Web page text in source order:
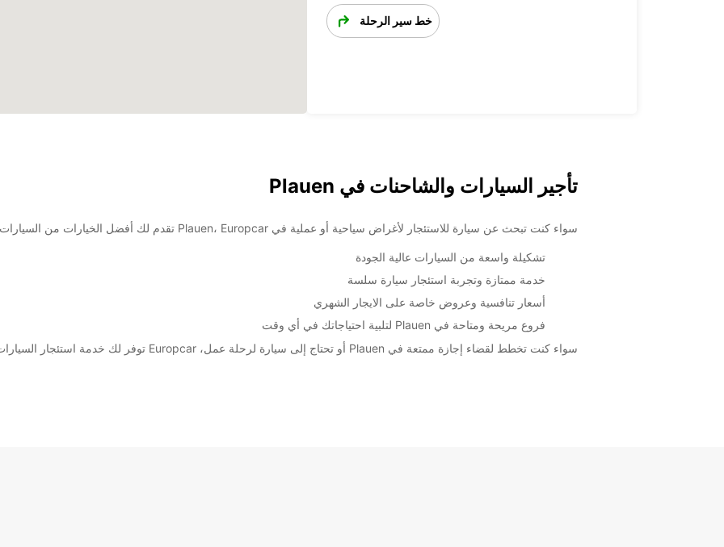
خط سير الرحلة
تأجير السيارات والشاحنات في Plauen
سواء كنت تبحث عن سيارة للاستئجار لأغراض سياحية أو عملية في Plauen، Europcar تقدم لك أفضل الخيارات من السيارات والشاحنات لتلبية احتياجاتك.
تشكيلة واسعة من السيارات عالية الجودة
خدمة ممتازة وتجربة استئجار سيارة سلسة
أسعار تنافسية وعروض خاصة على الايجار الشهري
فروع مريحة ومتاحة في Plauen لتلبية احتياجاتك في أي وقت
سواء كنت تخطط لقضاء إجازة ممتعة في Plauen أو تحتاج إلى سيارة لرحلة عمل، Europcar توفر لك خدمة استئجار السيارات والشاحنات التي تجعل تجربتك سهلة ومريحة.